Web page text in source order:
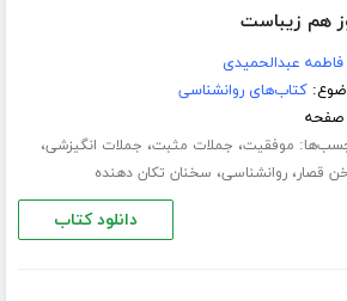
هم زیباست
فاطمه عبدالحمیدی
کتاب‌های روانشناسی
موفقیت، جملات مثبت، جملات انگیزشی،
قصار،روانشناسی، سخنان تکان دهنده
دانلود کتاب